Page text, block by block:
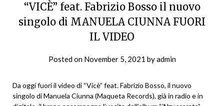
“VICÈ” feat. Fabrizio Bosso il nuovo
singolo di MANUELA CIUNNA FUORI
IL VIDEO
Posted on November 5, 2021 byadmin
Da oggi fuori il video di “Vicè” feat. Fabrizio Bosso, il nuovo
singolo di Manuela Ciunna (Maqueta Records), già in radio e in